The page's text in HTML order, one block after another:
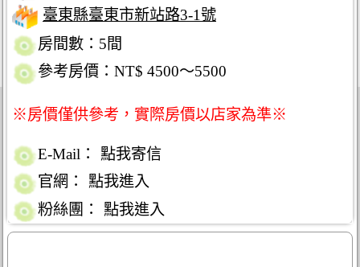
臺東縣臺東市新站路3-1號
房間數：5間
參考房價：NT$ 4500～5500
※房價僅供參考，實際房價以店家為準※
E-Mail：
點我寄信
官網：
點我進入
粉絲團：
點我進入